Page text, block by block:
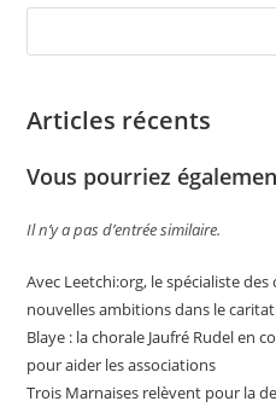
Articles récents
Vous pourriez
Il n’y a pas d’entrée similaire.
Avec Leetchi:org, le spécialiste
nouvelles ambitions dans le
Blaye : la chorale Jaufré Rudel en
pour aider les associations
Trois Marnaises relèvent pour la